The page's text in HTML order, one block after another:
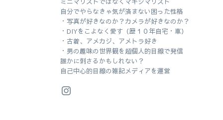
自分でやらなきゃ気が済まない困った性格
・写真が好きなのか？カメラが好きなのか？
・DIYをこよなく愛す（歴１０年自宅・車）
・古着、アメカジ、アメトラ好き
・男の趣味の世界観を超個人的目線で発信
誰かに刺さるかもしれない？
自己中心的目線の雑記メディアを運営